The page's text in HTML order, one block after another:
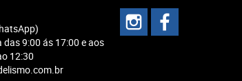
das 9:00 ás 17:00 e aos
12:30